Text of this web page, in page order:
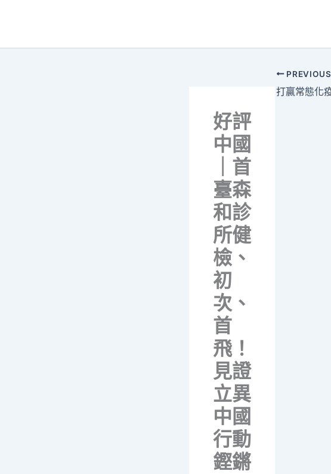
好評
中國
｜首
臺森
和診
所健
檢、
初
次、
首
飛！
見證
立異
中國
行動
鏗鏘
PREVIOUS